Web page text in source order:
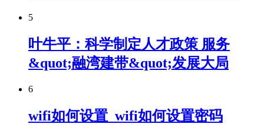
5
叶牛平：科学制定人才政策 服务
&quot;融湾建带&quot;发展大局
6
wifi如何设置_wifi如何设置密码